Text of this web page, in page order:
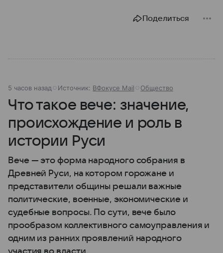
Поделиться
5 часов назад Источник: ВФокусе Mail Общество
Что такое вече: значение,
происхождение и роль в
истории Руси
Вече — это форма народного собрания в
Древней Руси, на котором горожане и
представители общины решали важные
политические, военные, экономические и
судебные вопросы. По сути, вече было
прообразом коллективного самоуправления и
одним из ранних проявлений народного